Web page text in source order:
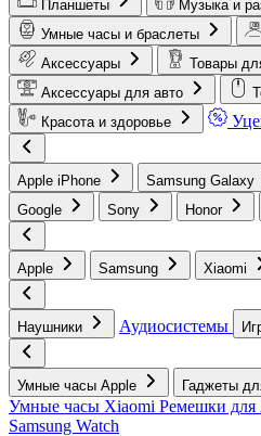
Планшеты
Музыка и
Умные часы и браслеты
Аксессуары
Товары
Аксессуары для авто
Красота и здоровье
Apple iPhone Samsung Galaxy
Google
Sony Honor
Apple Samsung Xiaomi
Наушники Аудиосистемы
Умные часы Apple Гаджеты
Умные часы Xiaomi Ремешки для
Samsung Watch